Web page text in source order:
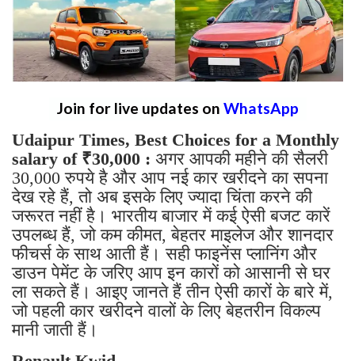
Join for live updates on WhatsApp
Udaipur Times, Best Choices for a Monthly
salary of ₹30,000 : अगर आपकी महीने की सैलरी
30,000 रुपये है और आप नई कार खरीदने का सपना
देख रहे हैं, तो अब इसके लिए ज्यादा चिंता करने की
जरूरत नहीं है। भारतीय बाजार में कई ऐसी बजट कारें
उपलब्ध हैं, जो कम कीमत, बेहतर माइलेज और शानदार
फीचर्स के साथ आती हैं। सही फाइनेंस प्लानिंग और
डाउन पेमेंट के जरिए आप इन कारों को आसानी से घर
ला सकते हैं। आइए जानते हैं तीन ऐसी कारों के बारे में,
जो पहली कार खरीदने वालों के लिए बेहतरीन विकल्प
मानी जाती हैं।